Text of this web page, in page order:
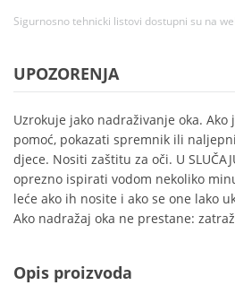
Sigurnosno tehnicki listovi dostupni su na
UPOZORENJA
Uzrokuje jako nadraživanje oka.
pomoć, pokazati spremnik ili
djece. Nositi zaštitu za oči. U
oprezno ispirati vodom nekoliko
leće ako ih nosite i ako se one lako
Ako nadražaj oka ne prestane:
Opis proizvoda